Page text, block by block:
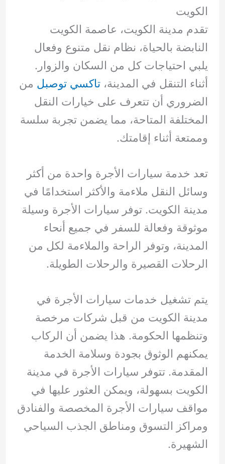
الكويت
تقدم مدينة الكويت، عاصمة الكويت
النابضة بالحياة، نظام نقل متنوع وفعال
يلبي احتياجات كل من السكان والزوار.
أثناء التنقل في المدينة، تاكسي توصبل من
الضروري أن تتعرف على خيارات النقل
المختلفة المتاحة، مما يضمن تجربة سلسة
وممتعة أثناء إقامتك.
تعد خدمة سيارات الأجرة واحدة من أكثر
وسائل النقل ملاءمة والأكثر استخدامًا في
مدينة الكويت. توفر سيارات الأجرة وسيلة
موثوقة وفعالة للسفر في جميع أنحاء
المدينة، وتوفر الراحة والملاءمة لكل من
الرحلات القصيرة والرحلات الطويلة.
يتم تشغيل خدمات سيارات الأجرة في
مدينة الكويت من قبل شركات مرخصة
وتنظمها الحكومة. هذا يضمن أن الركاب
يمكنهم الوثوق بجودة وسلامة الخدمة
المقدمة. تتوفر سيارات الأجرة في مدينة
الكويت بسهولة، ويمكن العثور عليها في
مواقف سيارات الأجرة المخصصة والفنادق
ومراكز التسوق ومناطق الجذب السياحي
الشهيرة.